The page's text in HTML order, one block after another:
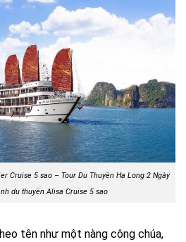
Cruise 5 sao – Tour Du Thuyền Hạ Long 2 Ngày
du thuyền Alisa Cruise 5 sao
tên như một nàng công chúa,